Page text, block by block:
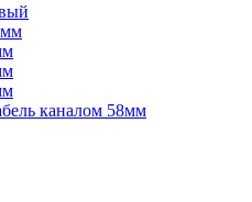
каналом 58мм